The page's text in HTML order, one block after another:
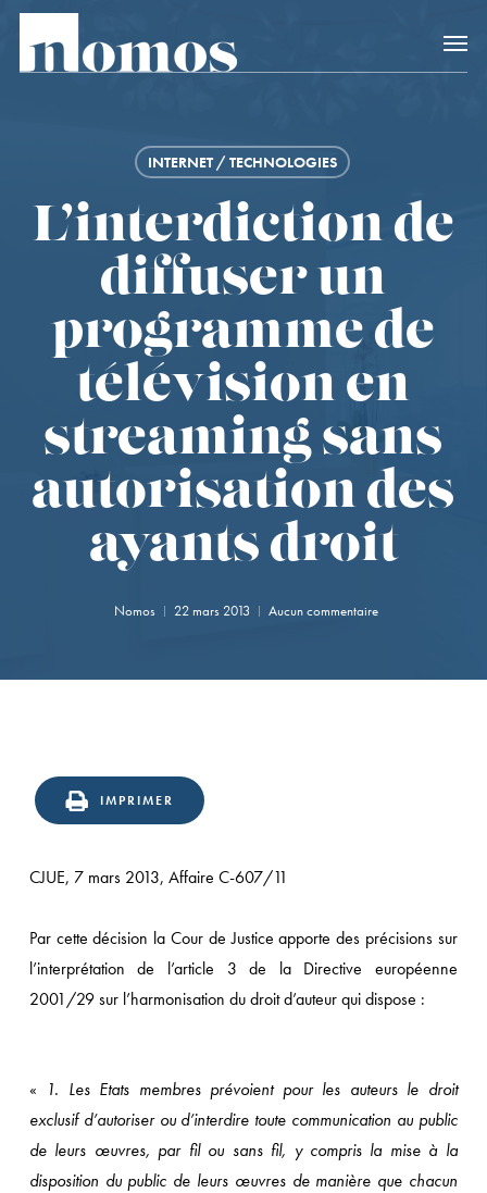
Skip
main
Accès rapide
INTERNET / TECHNOLOGIES
L’interdiction de
diffuser un
programme de
télévision en
streaming sans
autorisation des
ayants droit
Nomos 22 mars 2013 Aucun commentaire
IMPRIMER
CJUE, 7 mars 2013, Affaire C-607/11
Par cette décision la Cour de Justice apporte des précisions sur
l’interprétation de l’article 3 de la Directive européenne
2001/29 sur l’harmonisation du droit d’auteur qui dispose :
« 1. Les Etats membres prévoient pour les auteurs le droit
exclusif d’autoriser ou d’interdire toute communication au public
de leurs œuvres, par fil ou sans fil, y compris la mise à la
disposition du public de leurs œuvres de manière que chacun